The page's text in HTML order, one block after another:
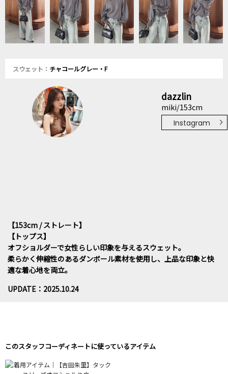
スウェット： チャコールグレー・F
dazzlin
miki/153cm
Instagram
【153cm / ストレート】
【トップス】
オフショルダーで女性らしい印象を与えるスウェット。
柔らかく伸縮性のあるダンボール素材を使用し、上品な印象と快
適な着心地を両立。
UPDATE：2025.10.24
このスタッフコーディネートに使っているアイテム